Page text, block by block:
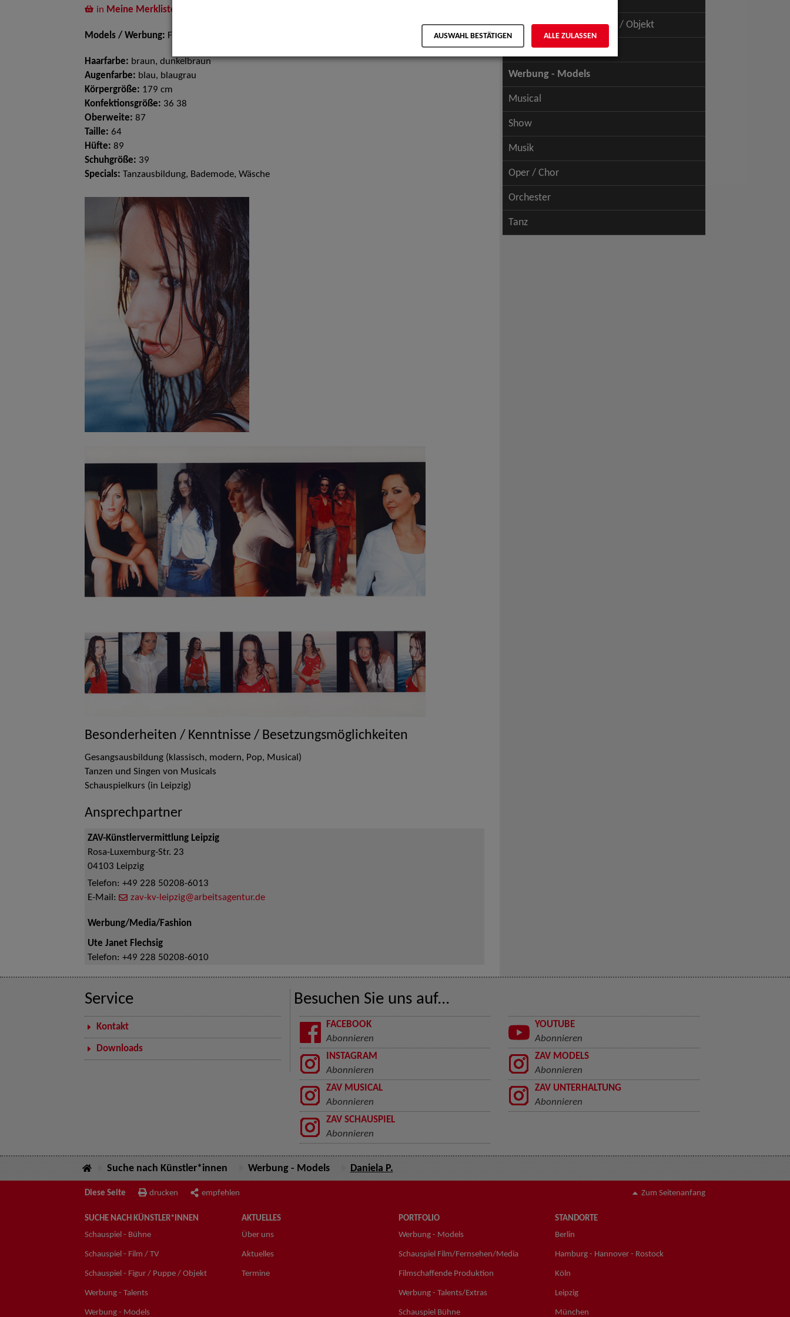
in Meine Merkliste
Models / Werbung: Fotomodell, Mannequin
Haarfarbe: braun, dunkelbraun
Augenfarbe: blau, blaugrau
Körpergröße: 179 cm
Konfektionsgröße: 36 38
Oberweite: 87
Taille: 64
Hüfte: 89
Schuhgröße: 39
Specials: Tanzausbildung, Bademode, Wäsche
Besonderheiten / Kenntnisse / Besetzungsmöglichkeiten
Gesangsausbildung (klassisch, modern, Pop, Musical)
Tanzen und Singen von Musicals
Schauspielkurs (in Leipzig)
Ansprechpartner
ZAV-Künstlervermittlung Leipzig
Rosa-Luxemburg-Str. 23
04103 Leipzig
Telefon: +49 228 50208-6013
E-Mail:
zav-kv-leipzig@arbeitsagentur.de
Werbung/Media/Fashion
Ute Janet Flechsig
Telefon: +49 228 50208-6010
Schauspiel - Figur / Puppe / Objekt
Werbung - Talents
Werbung - Models
Musical
Show
Musik
Oper / Chor
Orchester
Tanz
Service
Kontakt
Downloads
Besuchen Sie uns auf...
FACEBOOK
Abonnieren
YOUTUBE
Abonnieren
INSTAGRAM
Abonnieren
ZAV MODELS
Abonnieren
ZAV MUSICAL
Abonnieren
ZAV UNTERHALTUNG
Abonnieren
ZAV SCHAUSPIEL
Abonnieren
Suche nach Künstler*innen Werbung - Models Daniela P.
Diese Seite drucken empfehlen Zum Seitenanfang
SUCHE NACH KÜNSTLER*INNEN
Schauspiel - Bühne
Schauspiel - Film / TV
Schauspiel - Figur / Puppe / Objekt
Werbung - Talents
Werbung - Models
AKTUELLES
Über uns
Aktuelles
Termine
PORTFOLIO
Werbung - Models
Schauspiel Film/Fernsehen/Media
Filmschaffende Produktion
Werbung - Talents/Extras
Schauspiel Bühne
STANDORTE
Berlin
Hamburg - Hannover - Rostock
Köln
Leipzig
München
AUSWAHL BESTÄTIGEN ALLE ZULASSEN